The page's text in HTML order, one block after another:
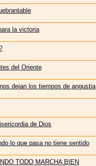
la victoria
del Oriente
dejan los tiempos de angustia
de Dios
lo que pasa no tiene sentido
TODO MARCHA BIEN